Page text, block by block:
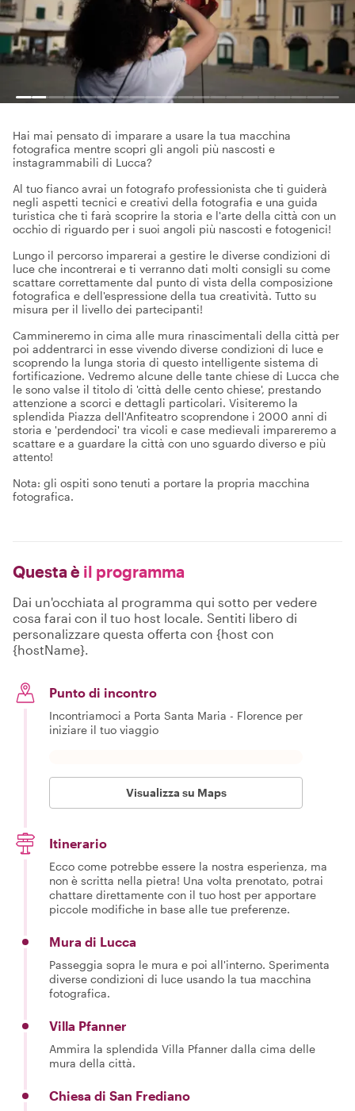
Hai mai pensato di imparare a usare la tua macchina
fotografica mentre scopri gli angoli più nascosti e
instagrammabili di Lucca?
Al tuo fianco avrai un fotografo professionista che ti guiderà
negli aspetti tecnici e creativi della fotografia e una guida
turistica che ti farà scoprire la storia e l'arte della città con un
occhio di riguardo per i suoi angoli più nascosti e fotogenici!
Lungo il percorso imparerai a gestire le diverse condizioni di
luce che incontrerai e ti verranno dati molti consigli su come
scattare correttamente dal punto di vista della composizione
fotografica e dell'espressione della tua creatività. Tutto su
misura per il livello dei partecipanti!
Cammineremo in cima alle mura rinascimentali della città per
poi addentrarci in esse vivendo diverse condizioni di luce e
scoprendo la lunga storia di questo intelligente sistema di
fortificazione. Vedremo alcune delle tante chiese di Lucca che
le sono valse il titolo di 'città delle cento chiese', prestando
attenzione a scorci e dettagli particolari. Visiteremo la
splendida Piazza dell'Anfiteatro scoprendone i 2000 anni di
storia e 'perdendoci' tra vicoli e case medievali impareremo a
scattare e a guardare la città con uno sguardo diverso e più
attento!
Nota: gli ospiti sono tenuti a portare la propria macchina
fotografica.
Questa è il programma
Dai un'occhiata al programma qui sotto per vedere
cosa farai con il tuo host locale. Sentiti libero di
personalizzare questa offerta con {host con
{hostName}.
Punto di incontro
Incontriamoci a Porta Santa Maria - Florence per
iniziare il tuo viaggio
Visualizza su Maps
Itinerario
Ecco come potrebbe essere la nostra esperienza, ma
non è scritta nella pietra! Una volta prenotato, potrai
chattare direttamente con il tuo host per apportare
piccole modifiche in base alle tue preferenze.
Mura di Lucca
Passeggia sopra le mura e poi all'interno. Sperimenta
diverse condizioni di luce usando la tua macchina
fotografica.
Villa Pfanner
Ammira la splendida Villa Pfanner dalla cima delle
mura della città.
Chiesa di San Frediano